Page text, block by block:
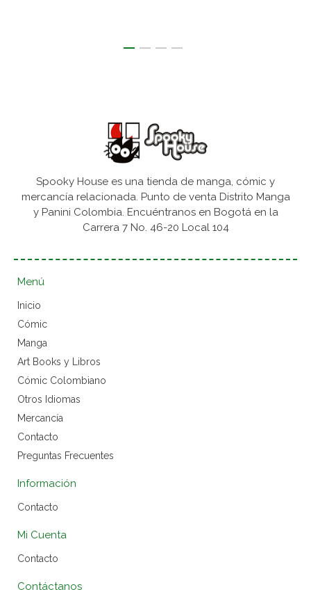
Spooky House es una tienda de manga, cómic y
mercancía relacionada. Punto de venta Distrito Manga
y Panini Colombia. Encuéntranos en Bogotá en la
Carrera 7 No. 46-20 Local 104
Menú
Inicio
Cómic
Manga
Art Books y Libros
Cómic Colombiano
Otros Idiomas
Mercancía
Contacto
Preguntas Frecuentes
Información
Contacto
Mi Cuenta
Contacto
Contáctanos